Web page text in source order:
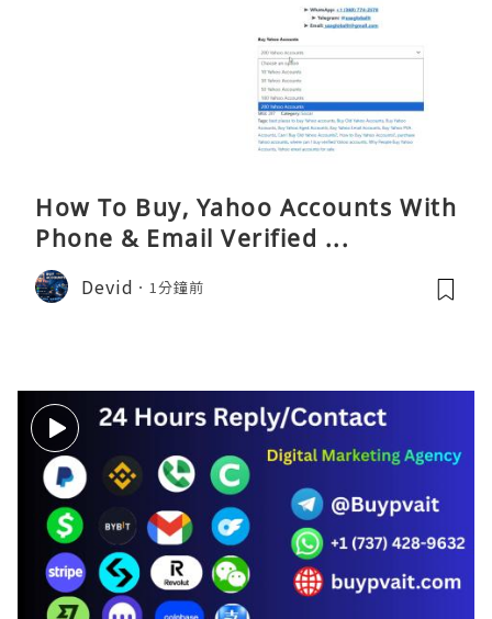
How To Buy, Yahoo Accounts With
Phone & Email Verified ...
Devid 1分鐘前